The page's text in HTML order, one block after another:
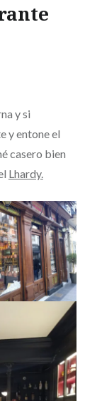
y si
y entone el
casero bien
Lhardy.